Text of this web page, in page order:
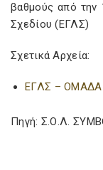
βαθμούς από την
Σχεδίου (ΕΓΛΣ)
Σχετικά Αρχεία:
ΕΓΛΣ – ΟΜΑΔΑ
Πηγή: Σ.Ο.Λ.